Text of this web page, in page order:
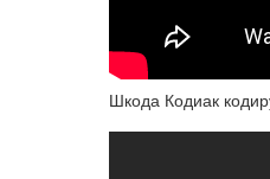
Шкода Кодиак